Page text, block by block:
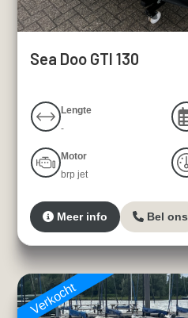
Sea Doo GTI 130
Lengte
-
Motor
brp jet
Meer info Bel ons
Verkocht